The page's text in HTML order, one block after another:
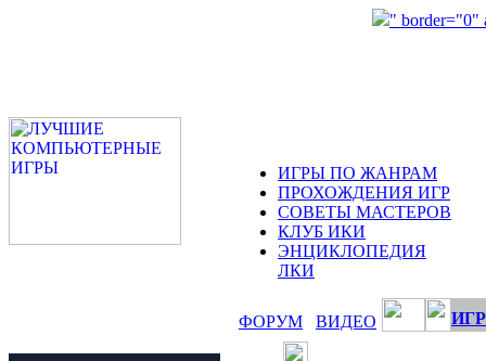
" border="0"
ИГРЫ ПО ЖАНРАМ
ПРОХОЖДЕНИЯ ИГР
СОВЕТЫ МАСТЕРОВ
КЛУБ ИКИ
ЭНЦИКЛОПЕДИЯ
ЛКИ
ФОРУМ ВИДЕО